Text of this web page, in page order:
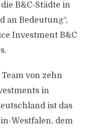
B&C-Städte in
an Bedeutung“,
Investment B&C
von zehn
in
ist das
Westfalen, dem